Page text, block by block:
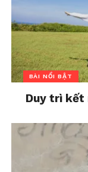
BÀI NỔI BẬT
Duy trì kết